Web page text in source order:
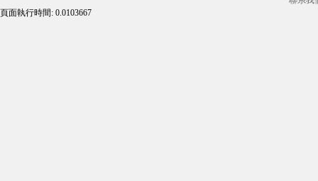
頁面執行時間: 0.0103667